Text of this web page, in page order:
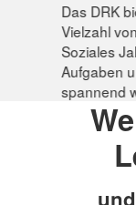
Das DRK
Vielzahl
Soziales
Aufgaben
spannend